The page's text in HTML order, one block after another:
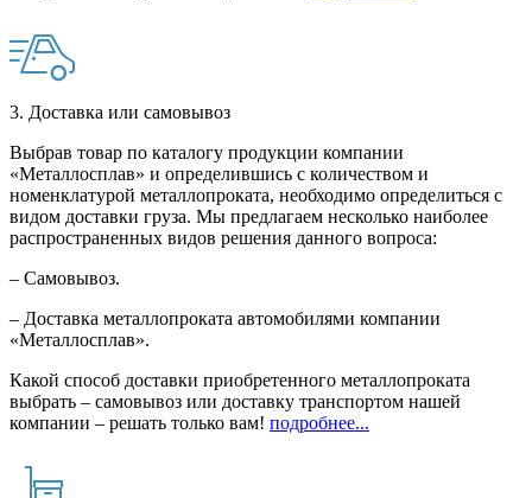
3. Доставка или самовывоз
Выбрав товар по каталогу продукции компании
«Металлосплав» и определившись с количеством и
номенклатурой металлопроката, необходимо определиться с
видом доставки груза. Мы предлагаем несколько наиболее
распространенных видов решения данного вопроса:
– Самовывоз.
– Доставка металлопроката автомобилями компании
«Металлосплав».
Какой способ доставки приобретенного металлопроката
выбрать – самовывоз или доставку транспортом нашей
компании – решать только вам! подробнее...